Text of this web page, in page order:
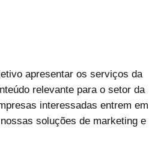
apresentar os serviços da
relevante para o setor da
interessadas entrem em
soluções de marketing e